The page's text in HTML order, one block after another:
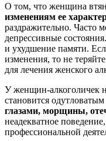
О том, что женщина
изменениям ее
раздражительно. Часто
депрессивные
и ухудшение памяти.
изменения, то не
для лечения женского
У женщин-алкоголичек
становится
глазами, морщины,
неадекватное
профессиональной